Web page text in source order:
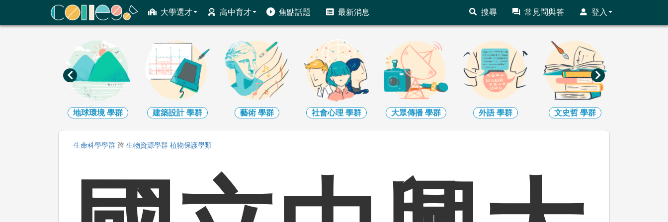
大學選才 高中育才 焦點話題 最新消息 搜尋 常見問與答 登入
ColleGo! 大學選才與高中育才輔助系統
地球環境學群 建築設計學群 藝術 學群 社會心理 學群 大眾傳播 學群 外語學群 文史哲 學群
生命科學學群 跨 生物資源學群 植物保護學類